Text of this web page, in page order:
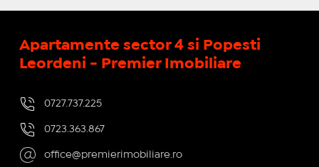
Apartamente sector 4 si Popesti
Leordeni - Premier Imobiliare
0727.737.225
0723.363.867
office@premierimobiliare.ro